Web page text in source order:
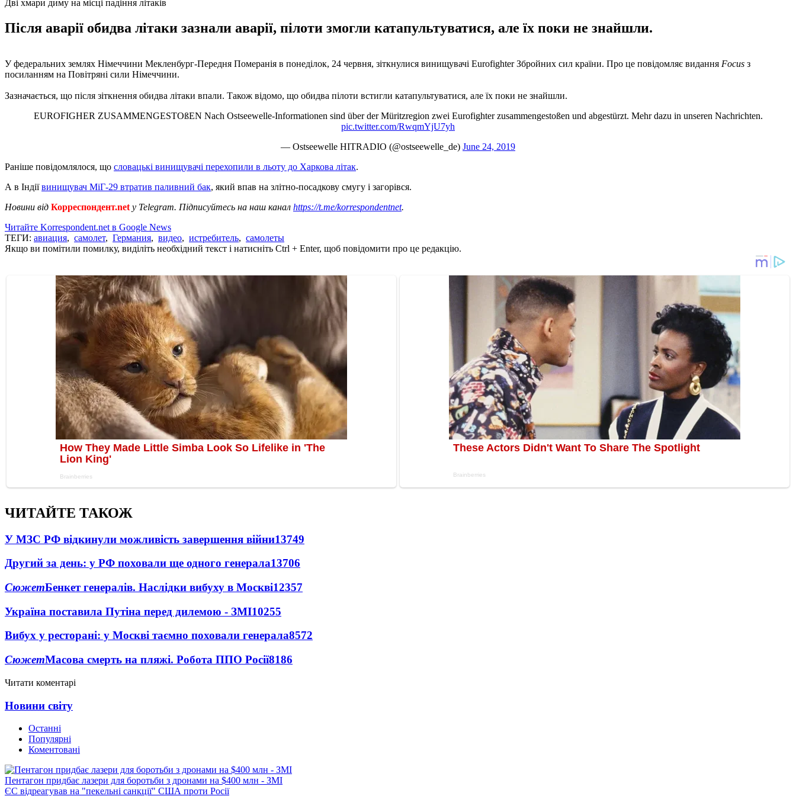
Дві хмари диму на місці падіння літаків
Після аварії обидва літаки зазнали аварії, пілоти змогли катапультуватися, але їх поки не знайшли.
У федеральних землях Німеччини Мекленбург-Передня Померанія в понеділок, 24 червня, зіткнулися винищувачі Eurofighter Збройних сил країни. Про це повідомляє видання Focus з
посиланням на Повітряні сили Німеччини.
Зазначається, що після зіткнення обидва літаки впали. Також відомо, що обидва пілоти встигли катапультуватися, але їх поки не знайшли.
EUROFIGHER ZUSAMMENGESTOßEN Nach Ostseewelle-Informationen sind über der Müritzregion zwei Eurofighter zusammengestoßen und abgestürzt. Mehr dazu in unseren Nachrichten.
pic.twitter.com/RwqmYjU7yh
— Ostseewelle HITRADIO (@ostseewelle_de) June 24, 2019
Раніше повідомлялося, що словацькі винищувачі перехопили в льоту до Харкова літак.
А в Індіївинищувач МіГ-29 втратив паливний бак, який впав на злітно-посадкову смугу і загорівся.
Новини від Корреспондент.net у Telegram. Підписуйтесь на наш канал https://t.me/korrespondentnet.
Читайте Korrespondent.net в Google News
ТЕГИ: авиация, самолет, Германия, видео, истребитель, самолеты
Якщо ви помітили помилку, виділіть необхідний текст і натисніть Ctrl + Enter, щоб повідомити про це редакцію.
ЧИТАЙТЕ ТАКОЖ
У МЗС РФ відкинули можливість завершення війни13749
Другий за день: у РФ поховали ще одного генерала13706
СюжетБенкет генералів. Наслідки вибуху в Москві12357
Україна поставила Путіна перед дилемою - ЗМІ10255
Вибух у ресторані: у Москві таємно поховали генерала8572
СюжетМасова смерть на пляжі. Робота ППО Росії8186
Читати коментарі
Новини світу
Останні
Популярні
Коментовані
Пентагон придбає лазери для боротьби з дронами на $400 млн - ЗМІ
ЄС відреагував на "пекельні санкції" США проти Росії